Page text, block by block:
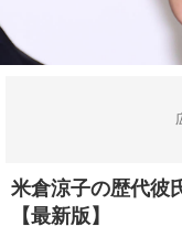
米倉涼子の歴代彼
【最新版】